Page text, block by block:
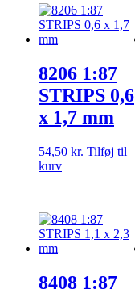
8206 1:87
STRIPS 0,6
x 1,7 mm
54,50 kr. Tilføj til
kurv
8408 1:87